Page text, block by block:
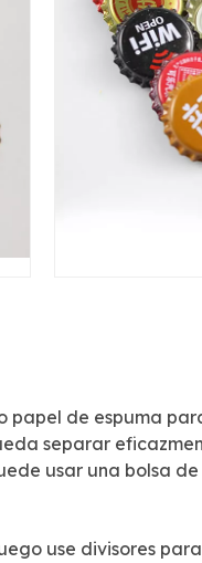
de espuma
separar
usar una bolsa
use divisores